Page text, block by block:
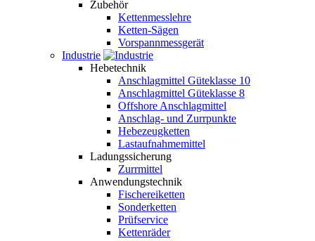
Zubehör
Kettenmesslehre
Ketten-Sägen
Vorspannmessgerät
Industrie
Hebetechnik
Anschlagmittel Güteklasse 10
Anschlagmittel Güteklasse 8
Offshore Anschlagmittel
Anschlag- und Zurrpunkte
Hebezeugketten
Lastaufnahmemittel
Ladungssicherung
Zurrmittel
Anwendungstechnik
Fischereiketten
Sonderketten
Prüfservice
Kettenräder